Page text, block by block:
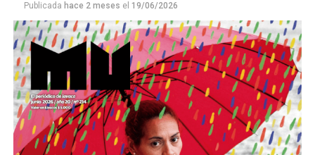
Este número 215 de MU ☝️viene con doble tapa, que
podría ser una frase:
Sin chamuyo, a remarla.
Publicada hace 2 meses el 19/06/2026